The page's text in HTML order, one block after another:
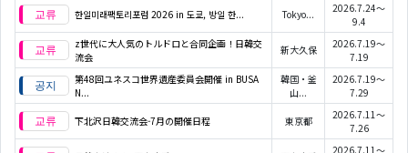
한일미래팩토리포럼 2026 in 도쿄, 방일 한... Tokyo...
2026.7.24～
9.4
z世代に大人気のトルドロと合同企画！日韓交
流会
新大久保
2026.7.19～
7.19
第48回ユネスコ世界遺産委員会開催 in BUSA
N...
韓国・釜
山...
2026.7.19～
7.29
下北沢日韓交流会-7月の開催日程 東京都
2026.7.11～
7.26
2026.7.11～